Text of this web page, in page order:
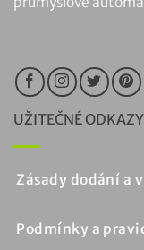
UŽITEČNÉ ODKAZY
Zásady dodání a
Podmínky a